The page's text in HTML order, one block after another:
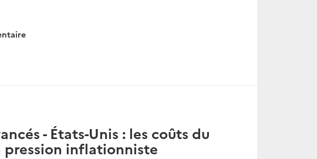
- États-Unis : les coûts du
inflationniste